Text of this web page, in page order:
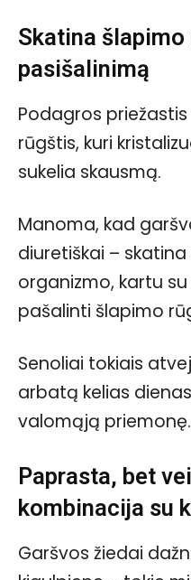
Skatina
pasišalinimą
Podagros
rūgštis, kuri
sukelia skausmą.
Manoma, kad
diuretiškai –
organizmo, kartu
pašalinti šlapimo
Senoliai tokiais
arbatą kelias
valomąją priemonę.
Paprasta, bet
kombinacija su
Garšvos žiedai